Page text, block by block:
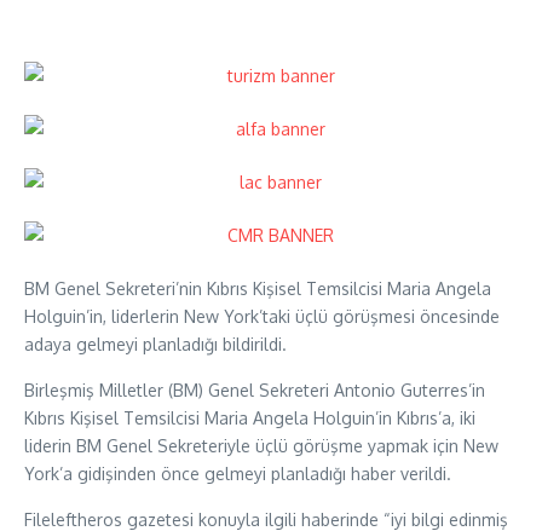
BM Genel Sekreteri’nin Kıbrıs Kişisel Temsilcisi Maria Angela
Holguin’in, liderlerin New York’taki üçlü görüşmesi öncesinde
adaya gelmeyi planladığı bildirildi.
Birleşmiş Milletler (BM) Genel Sekreteri Antonio Guterres’in
Kıbrıs Kişisel Temsilcisi Maria Angela Holguin’in Kıbrıs’a, iki
liderin BM Genel Sekreteriyle üçlü görüşme yapmak için New
York’a gidişinden önce gelmeyi planladığı haber verildi.
Fileleftheros gazetesi konuyla ilgili haberinde “iyi bilgi edinmiş